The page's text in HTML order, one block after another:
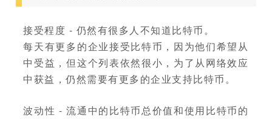
接受程度 - 仍然有很多人不知道比特币。
每天有更多的企业接受比特币，因为他们希望从
中受益，但这个列表依然很小，为了从网络效应
中获益，仍然需要有更多的企业支持比特币。
波动性 - 流通中的比特币总价值和使用比特币的